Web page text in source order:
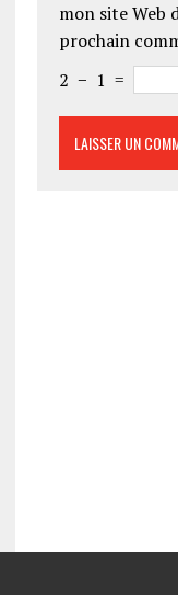
mon site Web
prochain
2 − 1 =